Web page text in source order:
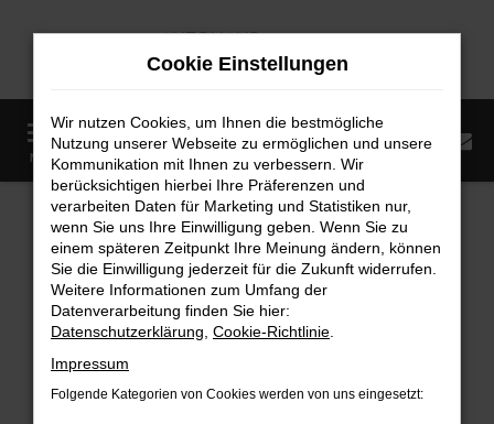
Zum
MENÜ
Startseite Fahrzeugangebote Fahrzeugmarkt
Fahrzeugmarkt
Fehler: Network Error
Beim Laden ist ein Fehler aufgetreten.
Hier sind ein paar Tipps, die dir helfen können:
Cookie Einstellungen
Wir nutzen Cookies, um Ihnen die bestmögliche
Nutzung unserer Webseite zu ermöglichen und unsere
Kommunikation mit Ihnen zu verbessern. Wir
berücksichtigen hierbei Ihre Präferenzen und
verarbeiten Daten für Marketing und Statistiken nur,
wenn Sie uns Ihre Einwilligung geben. Wenn Sie zu
einem späteren Zeitpunkt Ihre Meinung ändern, können
Sie die Einwilligung jederzeit für die Zukunft widerrufen.
Weitere Informationen zum Umfang der
Datenverarbeitung finden Sie hier:
Datenschutzerklärung Cookie-Richtlinie
Impressum
Folgende Kategorien von Cookies werden von uns eingesetzt: